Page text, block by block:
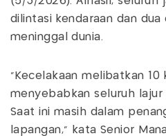
dilintasi kendaraan dan
meninggal dunia.
"Kecelakaan melibatkan 10
menyebabkan seluruh
Saat ini masih dalam
lapangan," kata Senior